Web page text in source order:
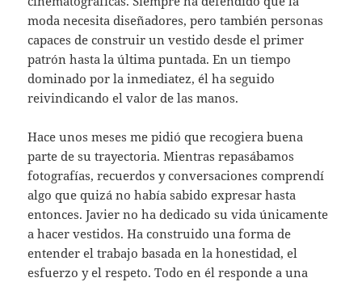
moda necesita diseñadores, pero también personas
capaces de construir un vestido desde el primer
patrón hasta la última puntada. En un tiempo
dominado por la inmediatez, él ha seguido
reivindicando el valor de las manos.
Hace unos meses me pidió que recogiera buena
parte de su trayectoria. Mientras repasábamos
fotografías, recuerdos y conversaciones comprendí
algo que quizá no había sabido expresar hasta
entonces. Javier no ha dedicado su vida únicamente
a hacer vestidos. Ha construido una forma de
entender el trabajo basada en la honestidad, el
esfuerzo y el respeto. Todo en él responde a una